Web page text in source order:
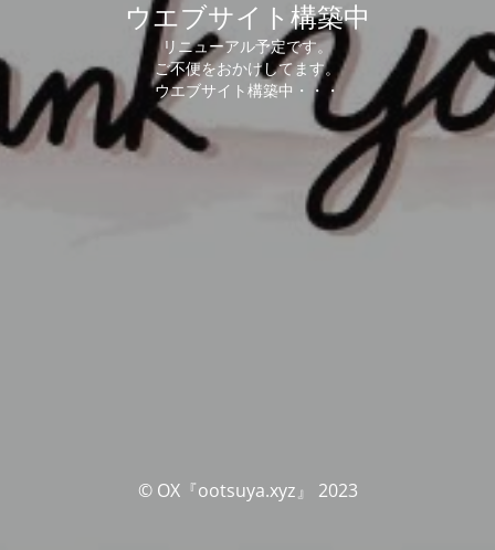
ウエブサイト構築中
リニューアル予定です。
ご不便をおかけしてます。
ウエブサイト構築中・・・
© OX『ootsuya.xyz』 2023